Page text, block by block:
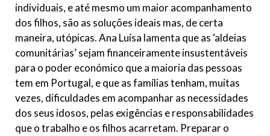
individuais, e até mesmo um maior acompanhamento
dos filhos, são as soluções ideais mas, de certa
maneira, utópicas. Ana Luísa lamenta que as ‘aldeias
comunitárias’ sejam financeiramente insustentáveis
para o poder económico que a maioria das pessoas
tem em Portugal, e que as famílias tenham, muitas
vezes, dificuldades em acompanhar as necessidades
dos seus idosos, pelas exigências e responsabilidades
que o trabalho e os filhos acarretam. Preparar o